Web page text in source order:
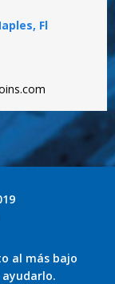
Fl
al más bajo